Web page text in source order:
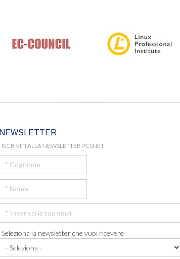
NEWSLETTER
ISCRIVITI ALLA NEWSLETTER PCSNET
Seleziona la newsletter che vuoi ricevere